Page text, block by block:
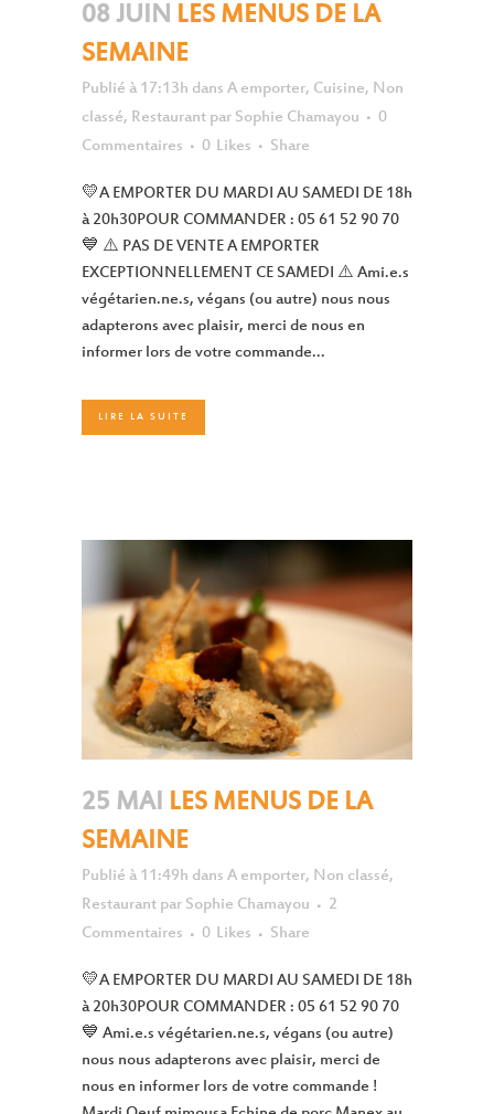
08 JUIN LES MENUS DE LA
SEMAINE
Publié à 17:13h dans A emporter, Cuisine, Non
classé, Restaurant par Sophie Chamayou
0
Commentaires
0 Likes Share
💛A EMPORTER DU MARDI AU SAMEDI DE 18h
à 20h30POUR COMMANDER : 05 61 52 90 70
💙 ⚠️ PAS DE VENTE A EMPORTER
EXCEPTIONNELLEMENT CE SAMEDI ⚠️ Ami.e.s
végétarien.ne.s, végans (ou autre) nous nous
adapterons avec plaisir, merci de nous en
informer lors de votre commande...
LIRE LA SUITE
25 MAI LES MENUS DE LA
SEMAINE
Publié à 11:49h dans A emporter, Non classé,
Restaurant par Sophie Chamayou
2
Commentaires
0 Likes Share
💛A EMPORTER DU MARDI AU SAMEDI DE 18h
à 20h30POUR COMMANDER : 05 61 52 90 70
💙 Ami.e.s végétarien.ne.s, végans (ou autre)
nous nous adapterons avec plaisir, merci de
nous en informer lors de votre commande !